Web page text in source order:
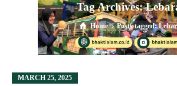
Tag Archives:
Home Posts tagged:
MARCH 25, 2025